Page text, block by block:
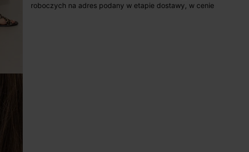
roboczych na adres podany w etapie dostawy, w cenie